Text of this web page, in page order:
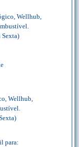
Wellhub,
Sexta)
Wellhub,
para: